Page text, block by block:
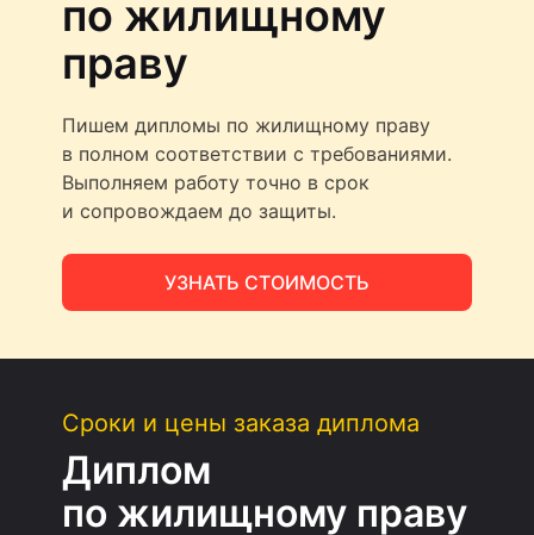
по жилищному
праву
Пишем дипломы по жилищному праву
в полном соответствии с требованиями.
Выполняем работу точно в срок
и сопровождаем до защиты.
УЗНАТЬ СТОИМОСТЬ
Сроки и цены заказа диплома
Диплом
по жилищному праву